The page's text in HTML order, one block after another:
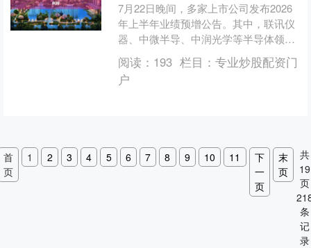
7月22日晚间，多家上市公司发布2026
年上半年业绩预增公告。其中，联讯仪
器、中微半导、中润光学等半导体领域
公司，华强科技、奥浦迈等医药生物公
司业绩均大幅预增，....
阅读： 193 栏目： 专业炒股配资门
户
首
页
1 2 3 4 5 6 7 8 9 10 11
下
一
页
末
页
共
19
页
条
记
录